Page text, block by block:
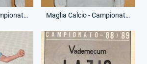
Maglia Calcio - Campionato Serie A - Paolo Di Canio - 7 - (Fronte) Maglia Calcio - Campionato Serie A - Paolo Di Canio - 7 - (Retro)